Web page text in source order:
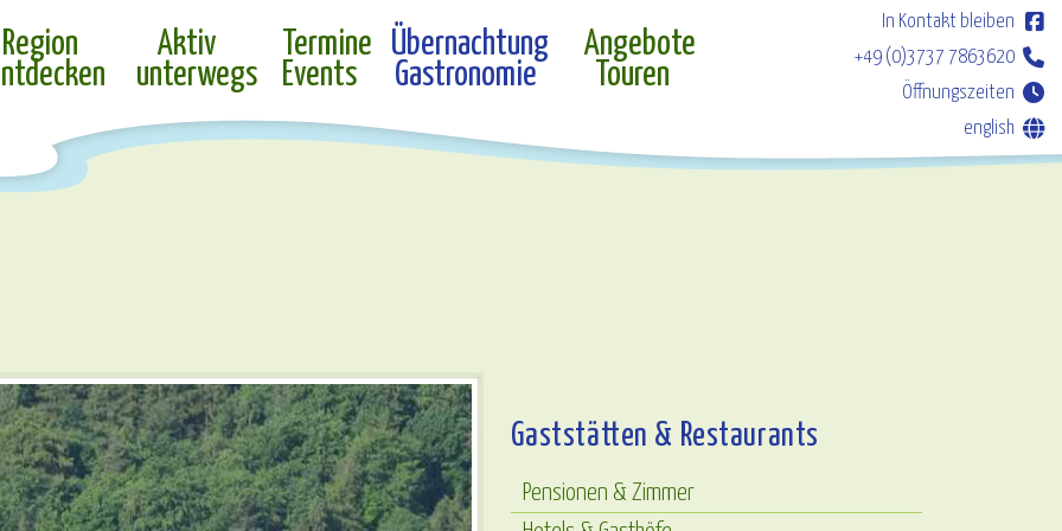
Region
Aktiv
unterwegs
Termine
Events
Übernachtung
Gastronomie
Angebote
Touren
In Kontakt bleiben
+49 (0)3737 7863620
Öffnungszeiten
english
Gaststätten & Restaurants
Pensionen & Zimmer